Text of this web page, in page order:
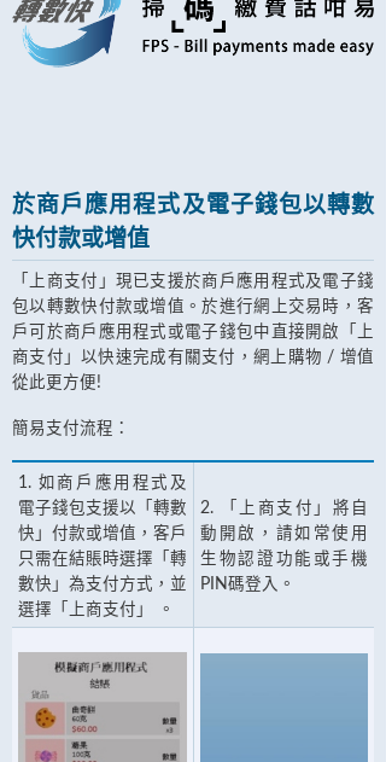
於商戶應用程式及電子錢包以轉數
快付款或增值
「上商支付」現已支援於商戶應用程式及電子錢
包以轉數快付款或增值。於進行網上交易時，客
戶可於商戶應用程式或電子錢包中直接開啟「上
商支付」以快速完成有關支付，網上購物 / 增值
從此更方便!
簡易支付流程：
1. 如商戶應用程式及
電子錢包支援以「轉數
快」付款或增值，客戶
只需在結賬時選擇「轉
數快」為支付方式，並
選擇「上商支付」 。
2. 「上商支付」將自
動開啟，請如常使用
生物認證功能或手機
PIN碼登入。